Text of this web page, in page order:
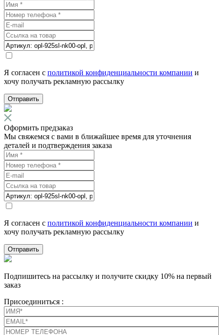
Я согласен с политикой конфиденциальности компании и
хочу получать рекламную рассылку
Отправить
Оформить предзаказ
Мы свяжемся с вами в ближайшее время для уточнения
деталей и подтверждения заказа
Я согласен с политикой конфиденциальности компании и
хочу получать рекламную рассылку
Отправить
Подпишитесь на рассылку и получите скидку 10% на первый
заказ
Присоединиться :